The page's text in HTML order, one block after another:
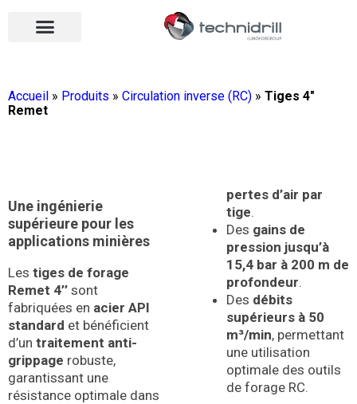
Accueil » Produits » Circulation inverse (RC) » Tiges 4″
Remet
Une ingénierie
supérieure pour les
applications minières
Les tiges de forage
Remet 4’’ sont
fabriquées en acier API
standard et bénéficient
d’un traitement anti-
grippage robuste,
garantissant une
résistance optimale dans
pertes d’air par
tige.
Des gains de
pression jusqu’à
15,4 bar à 200 m de
profondeur.
Des débits
supérieurs à 50
m³/min, permettant
une utilisation
optimale des outils
de forage RC.